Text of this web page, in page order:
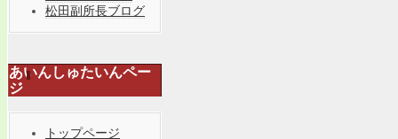
松田副所長ブログ
あいんしゅたいんペー
ジ
トップページ